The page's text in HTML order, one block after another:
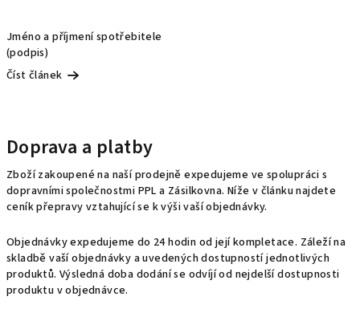
Jméno a příjmení spotřebitele
(podpis)
Číst článek
Doprava a platby
Zboží zakoupené na naší prodejně expedujeme ve spolupráci s
dopravními společnostmi PPL a Zásilkovna. Níže v článku najdete
ceník přepravy vztahující se k výši vaší objednávky.
Objednávky expedujeme do 24 hodin od její kompletace. Záleží na
skladbě vaší objednávky a uvedených dostupností jednotlivých
produktů. Výsledná doba dodání se odvíjí od nejdelší dostupnosti
produktu v objednávce.